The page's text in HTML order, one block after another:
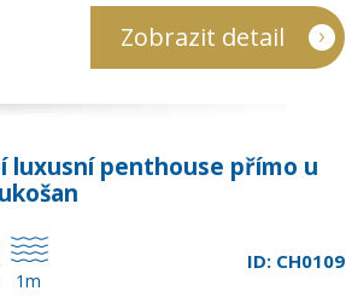
Zobrazit detail
luxusní penthouse přímo u
1m
ID: CH0109